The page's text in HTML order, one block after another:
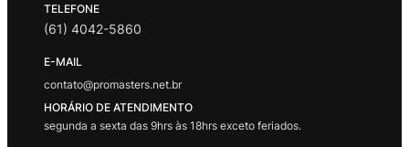
TELEFONE
(61) 4042-5860
E-MAIL
contato@promasters.net.br
HORÁRIO DE ATENDIMENTO
segunda a sexta das 9hrs às 18hrs exceto feriados.